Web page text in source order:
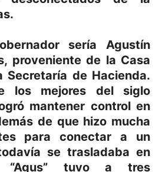
sería Agustín
proveniente de la Casa
Secretaría de Hacienda.
los mejores del siglo
mantener control en
de que hizo mucha
para conectar a un
se trasladaba en
“Agus” tuvo a tres